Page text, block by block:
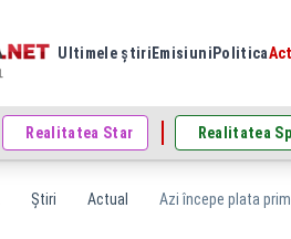
Ultimele știri Emisiuni Politica
Realitatea Star Realitatea
Știri Actual Azi începe plata